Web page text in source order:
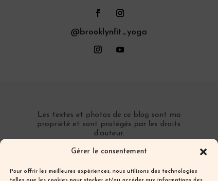
Gérer le consentement
Pour offrir les meilleures expériences, nous utilisons des technologies
@brooklynfit_yoga
Les textes et photos de ce blog sont ma
propriété et sont protégés par les droits
d’auteur.
Toute reproduction partielle ou totale sans